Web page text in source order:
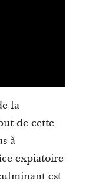
la
de cette
à
expiatoire
est